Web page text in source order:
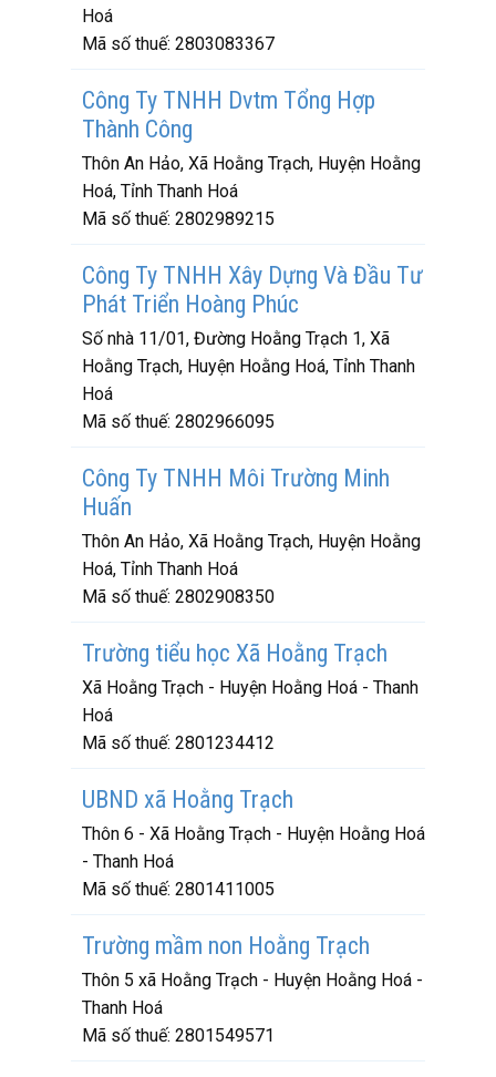
Hoá
Mã số thuế: 2803083367
Công Ty TNHH Dvtm Tổng Hợp
Thành Công
Thôn An Hảo, Xã Hoằng Trạch, Huyện Hoằng
Hoá, Tỉnh Thanh Hoá
Mã số thuế: 2802989215
Công Ty TNHH Xây Dựng Và Đầu Tư
Phát Triển Hoàng Phúc
Số nhà 11/01, Đường Hoằng Trạch 1, Xã
Hoằng Trạch, Huyện Hoằng Hoá, Tỉnh Thanh
Hoá
Mã số thuế: 2802966095
Công Ty TNHH Môi Trường Minh
Huấn
Thôn An Hảo, Xã Hoằng Trạch, Huyện Hoằng
Hoá, Tỉnh Thanh Hoá
Mã số thuế: 2802908350
Trường tiểu học Xã Hoằng Trạch
Xã Hoằng Trạch - Huyện Hoằng Hoá - Thanh
Hoá
Mã số thuế: 2801234412
UBND xã Hoằng Trạch
Thôn 6 - Xã Hoằng Trạch - Huyện Hoằng Hoá
- Thanh Hoá
Mã số thuế: 2801411005
Trường mầm non Hoằng Trạch
Thôn 5 xã Hoằng Trạch - Huyện Hoằng Hoá -
Thanh Hoá
Mã số thuế: 2801549571